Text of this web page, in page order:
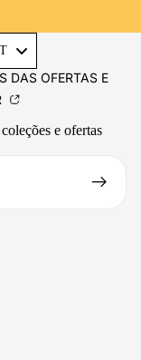
DAS OFERTAS E
e ofertas